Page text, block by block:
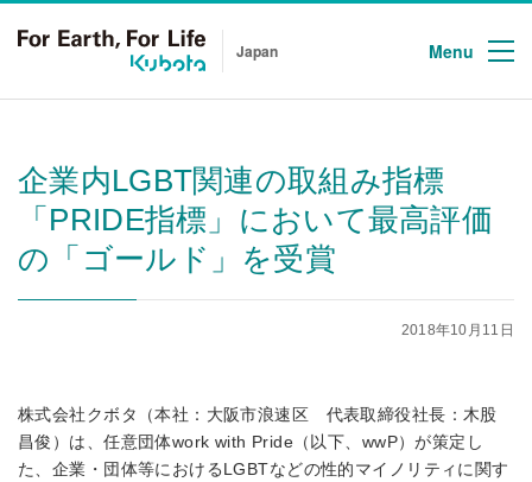
Japan Menu
企業内LGBT関連の取組み指標
「PRIDE指標」において最高評価
の「ゴールド」を受賞
2018年10月11日
株式会社クボタ（本社：大阪市浪速区 代表取締役社長：木股
昌俊）は、任意団体work with Pride（以下、wwP）が策定し
た、企業・団体等におけるLGBTなどの性的マイノリティに関す